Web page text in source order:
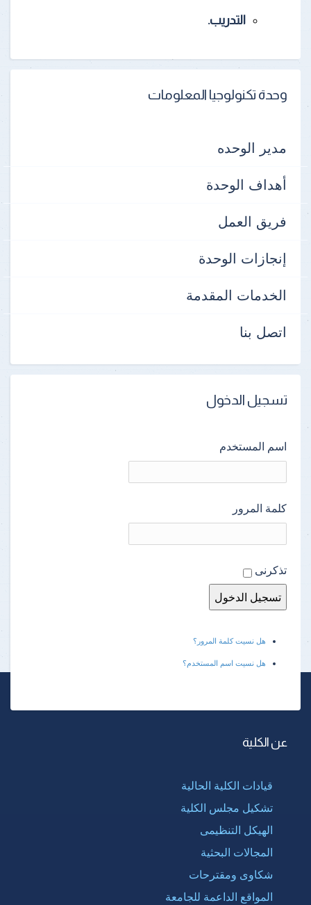
التدريب.
وحدة تكنولوجيا المعلومات
مدير الوحده
أهداف الوحدة
فريق العمل
إنجازات الوحدة
الخدمات المقدمة
اتصل بنا
تسجيل الدخول
اسم المستخدم
كلمة المرور
تذكرنى
هل نسيت كلمة المرور؟
هل نسيت اسم المستخدم؟
عن الكلية
قيادات الكلية الحالية
تشكيل مجلس الكلية
الهيكل التنظيمى
المجالات البحثية
شكاوى ومقترحات
المواقع الداعمة للجامعة